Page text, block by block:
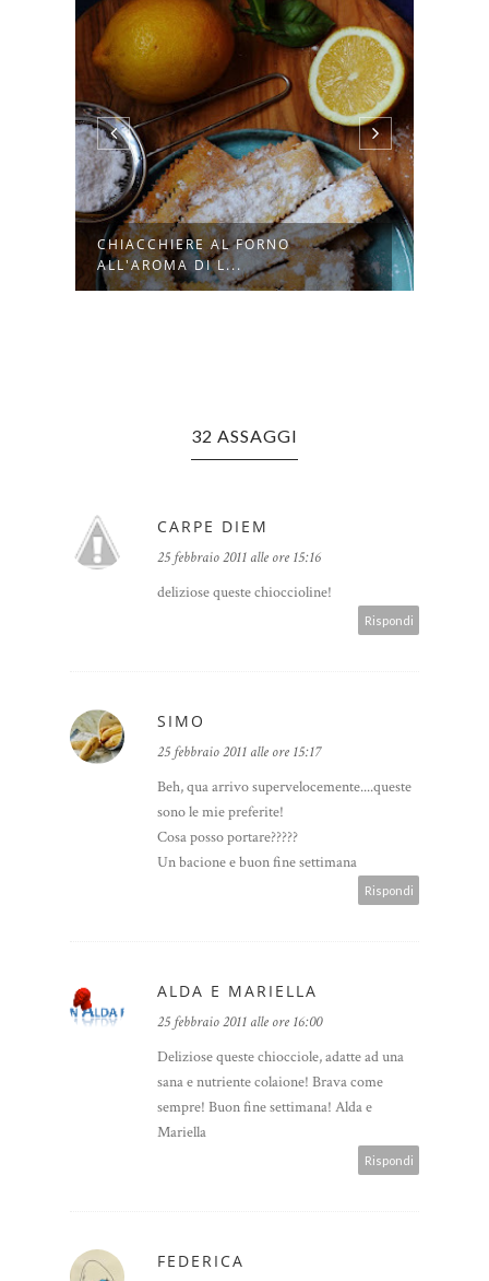
DOLCETTI AL LIMONE CON
YOGURT, MELA...
32 ASSAGGI
CARPE DIEM
25 febbraio 2011 alle ore 15:16
deliziose queste chioccioline!
Rispondi
SIMO
25 febbraio 2011 alle ore 15:17
Beh, qua arrivo supervelocemente....queste
sono le mie preferite!
Cosa posso portare?????
Un bacione e buon fine settimana
Rispondi
ALDA E MARIELLA
25 febbraio 2011 alle ore 16:00
Deliziose queste chiocciole, adatte ad una
sana e nutriente colaione! Brava come
sempre! Buon fine settimana! Alda e
Mariella
Rispondi
FEDERICA